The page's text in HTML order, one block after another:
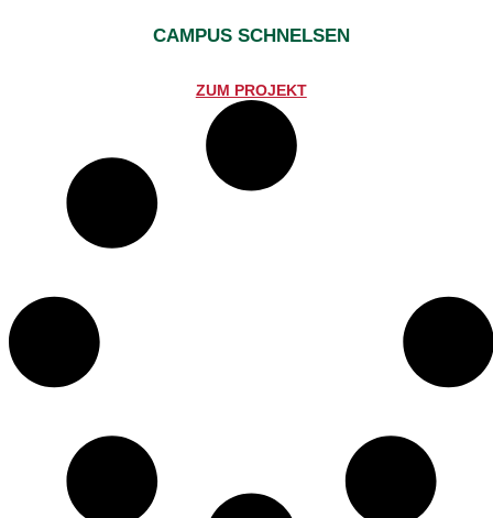
CAMPUS SCHNELSEN
ZUM PROJEKT